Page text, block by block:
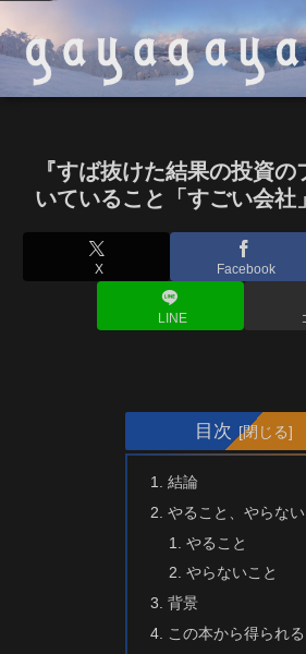
『すば抜けた結果の投資
いていること「すごい会社
X Facebook
LINE
目次
結論
やること、やらない
やること
やらないこと
背景
この本から得られ